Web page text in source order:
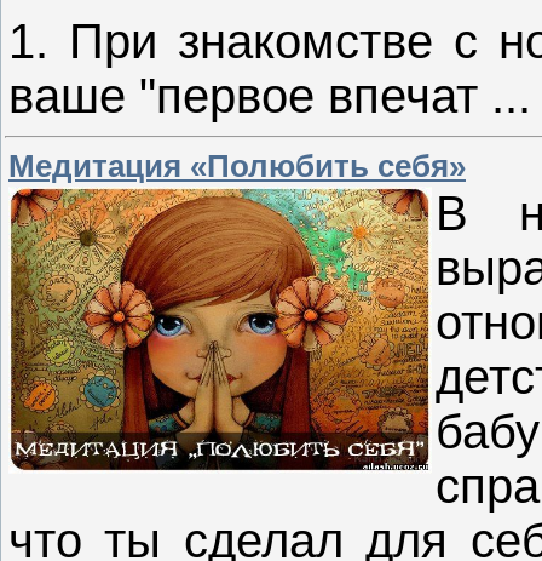
1. При знакомстве с
ваше "первое впечат
Медитация «Полюбить себя»
В
что ты сделал для